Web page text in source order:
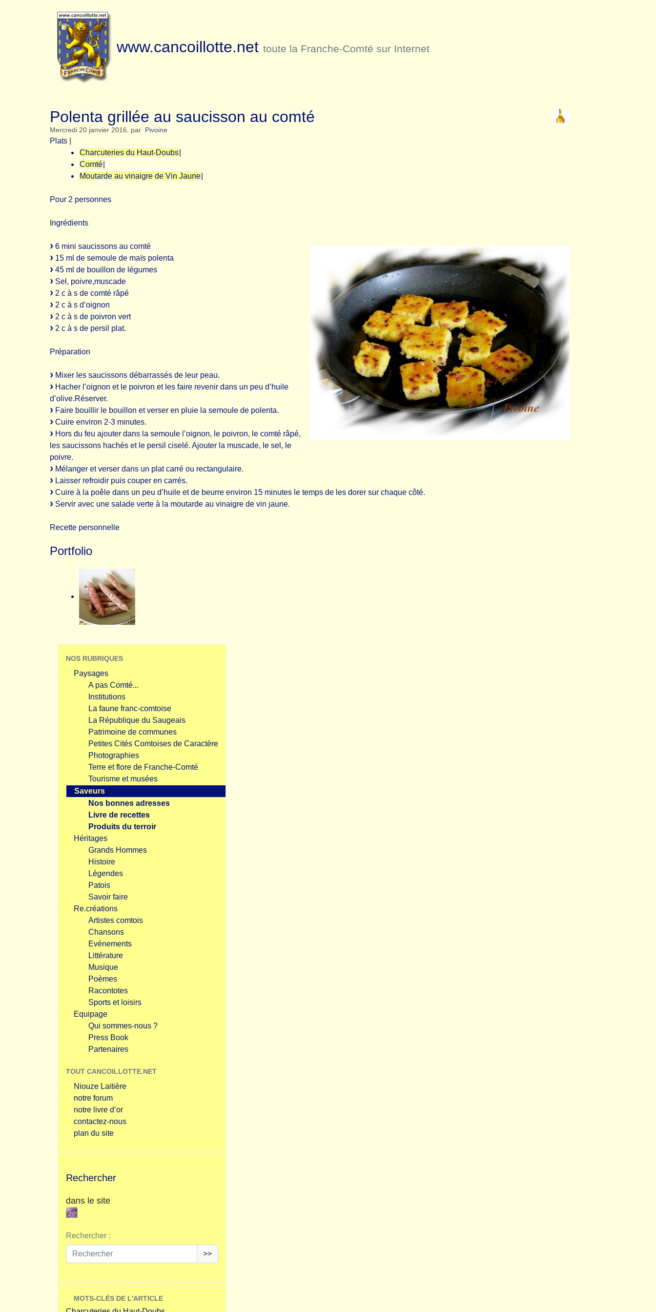
www.cancoillotte.net toute la Franche-Comté sur Internet
Polenta grillée au saucisson au comté
Mercredi 20 janvier 2016, par Pivoine
Plats
Charcuteries du Haut-Doubs
Comté
Moutarde au vinaigre de Vin Jaune
Pour 2 personnes
Ingrédients
6 mini saucissons au comté
15 ml de semoule de maïs polenta
45 ml de bouillon de légumes
Sel, poivre,muscade
2 c à s de comté râpé
2 c à s d’oignon
2 c à s de poivron vert
2 c à s de persil plat.
Préparation
Mixer les saucissons débarrassés de leur peau.
Hacher l’oignon et le poivron et les faire revenir dans un peu d’huile
d’olive.Réserver.
Faire bouillir le bouillon et verser en pluie la semoule de polenta.
Cuire environ 2-3 minutes.
Hors du feu ajouter dans la semoule l’oignon, le poivron, le comté râpé,
les saucissons hachés et le persil ciselé. Ajouter la muscade, le sel, le
poivre.
Mélanger et verser dans un plat carré ou rectangulaire.
Laisser refroidir puis couper en carrés.
Cuire à la poêle dans un peu d’huile et de beurre environ 15 minutes le temps de les dorer sur chaque côté.
Servir avec une salade verte à la moutarde au vinaigre de vin jaune.
Recette personnelle
Portfolio
NOS RUBRIQUES
Paysages
A pas Comté...
Institutions
La faune franc-comtoise
La République du Saugeais
Patrimoine de communes
Petites Cités Comtoises de Caractère
Photographies
Terre et flore de Franche-Comté
Tourisme et musées
Saveurs
Nos bonnes adresses
Livre de recettes
Produits du terroir
Héritages
Grands Hommes
Histoire
Légendes
Patois
Savoir faire
Re.créations
Artistes comtois
Chansons
Evénements
Littérature
Musique
Poèmes
Racontotes
Sports et loisirs
Equipage
Qui sommes-nous ?
Press Book
Partenaires
TOUT CANCOILLOTTE.NET
Niouze Laitière
notre forum
notre livre d’or
contactez-nous
plan du site
Rechercher
dans le site
Rechercher :
>>
MOTS-CLÉS DE L'ARTICLE